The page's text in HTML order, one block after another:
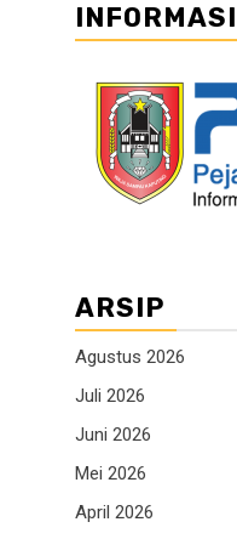
ARSIP
Agustus 2026
Juli 2026
Juni 2026
Mei 2026
April 2026